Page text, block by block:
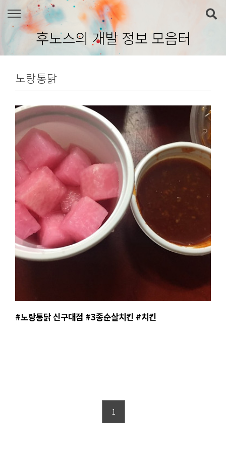
본문 바로가기
후노스의 개발 정보 모음터
노랑통닭
#노랑통닭 신구대점 #3종순살치킨 #치킨
1